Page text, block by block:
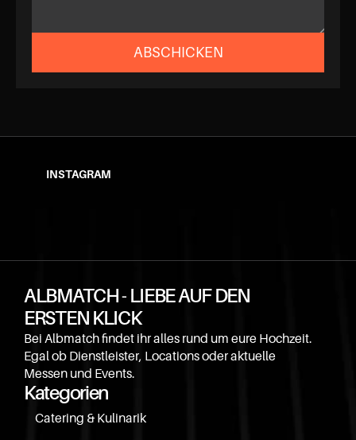
ABSCHICKEN
INSTAGRAM
ALBMATCH - LIEBE AUF DEN
ERSTEN KLICK
Bei Albmatch findet ihr alles rund um eure Hochzeit.
Egal ob Dienstleister, Locations oder aktuelle
Messen und Events.
Kategorien
Catering & Kulinarik